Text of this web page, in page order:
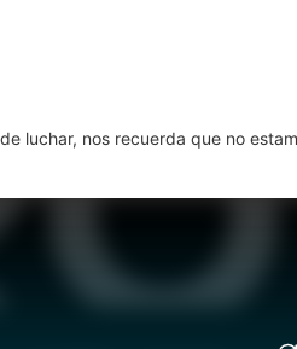
luchar, nos recuerda que no